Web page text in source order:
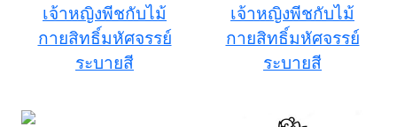
เจ้าหญิงพีชกับไม้
กายสิทธิ์มหัศจรรย์
ระบายสี
เจ้าหญิงพีชกับไม้
กายสิทธิ์มหัศจรรย์
ระบายสี